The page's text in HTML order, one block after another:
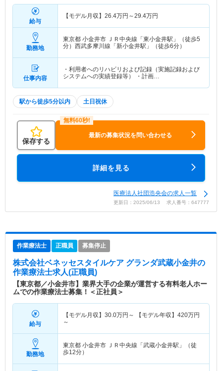
給与
【モデル月収】 26.4万円～29.4万円
勤務地
東京都 小金井市 ＪＲ中央線「東小金井駅」（徒歩5
分）西武多摩川線「新小金井駅」（徒歩6分）
仕事内容
・利用者へのリハビリおよび記録（実施記録および
システムへの実績登録等） ・計画…
駅から徒歩5分以内 土日祝休
保存する
最新の募集状況を問い合わせる
詳細を見る
医療法人社団浩央会の求人一覧
更新日：2025/06/13 求人番号：647777
作業療法士 正職員 募集停止
株式会社ベネッセスタイルケア グランダ武蔵小金井の
作業療法士求人(正職員)
【東京都／小金井市】業界大手の企業が運営する有料老人ホー
ムでの作業療法士募集！＜正社員＞
給与
【モデル月収】 30.0万円～ 【モデル年収】 420万円
～
勤務地
東京都 小金井市 ＪＲ中央線「武蔵小金井駅」（徒
歩12分）